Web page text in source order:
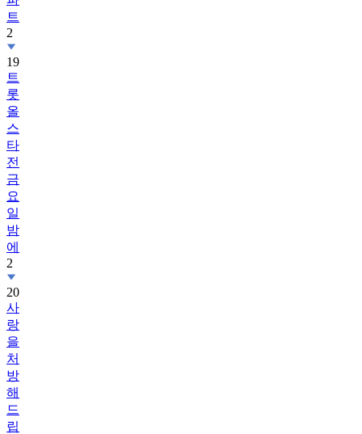
트
2
19
트
롯
올
스
타
전
금
요
일
밤
에
2
20
사
랑
을
처
방
해
드
립